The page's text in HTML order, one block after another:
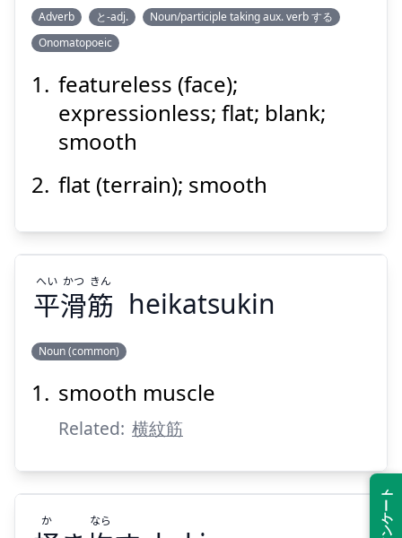
のっぺり
Show answer
Suspend
Adverb と-adj.
Noun/participle taking aux. verb する
Onomatopoeic
featureless (face);
expressionless; flat; blank;
smooth
flat (terrain); smooth
筋
かつ
きん
平滑筋
へい かつ きん
heikatsukin
Noun (common)
smooth muscle
Related: 横紋筋
か なら